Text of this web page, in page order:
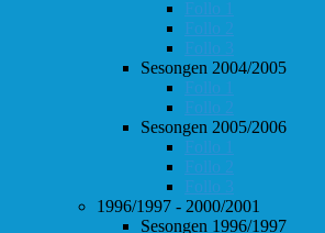
Follo 1
Follo 2
Follo 3
Sesongen 2004/2005
Follo 1
Follo 2
Sesongen 2005/2006
Follo 1
Follo 2
Follo 3
1996/1997 - 2000/2001
Sesongen 1996/1997